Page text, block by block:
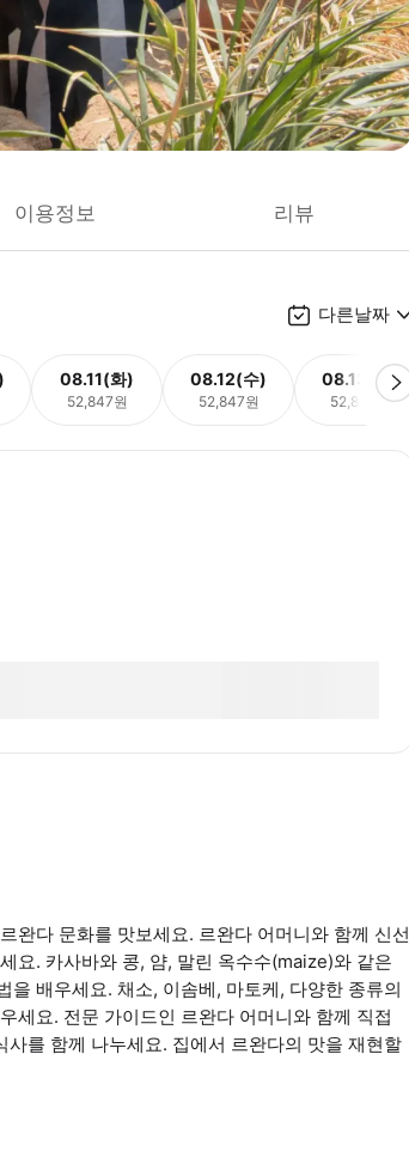
이용정보 리뷰
다른날짜
08.11(화)
52,847원
08.12(수)
52,847원
08.13(목)
52,847원
완다 문화를 맛보세요. 르완다 어머니와 함께 신선
요. 카사바와 콩, 얌, 말린 옥수수(maize)와 같은
배우세요. 채소, 이솜베, 마토케, 다양한 종류의
세요. 전문 가이드인 르완다 어머니와 함께 직접
를 함께 나누세요. 집에서 르완다의 맛을 재현할